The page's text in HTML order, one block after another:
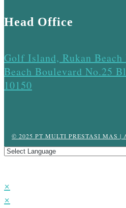
Head Office
Golf Island, Rukan
Beach Boulevard No.25
10150
© 2025 PT MULTI PRESTASI MAS |
×
×